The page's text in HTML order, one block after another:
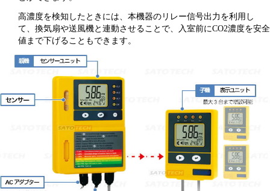
高濃度を検知したときには、本機器のリレー信号出力を利用し
て、換気扇や送風機と連動させることで、入室前にCO2濃度を安全
値まで下げることもできます。